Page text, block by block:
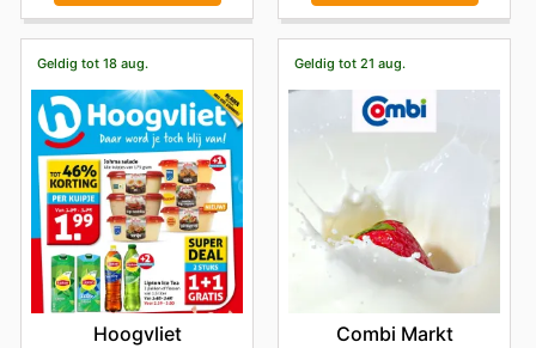
Geldig tot 18 aug.
Hoogvliet
Geldig tot 21 aug.
Combi Markt